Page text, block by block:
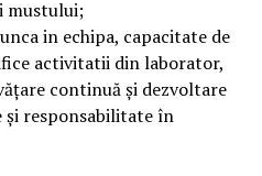
mustului;
in echipa, capacitate de
activitatii din laborator,
continuă și dezvoltare
responsabilitate în